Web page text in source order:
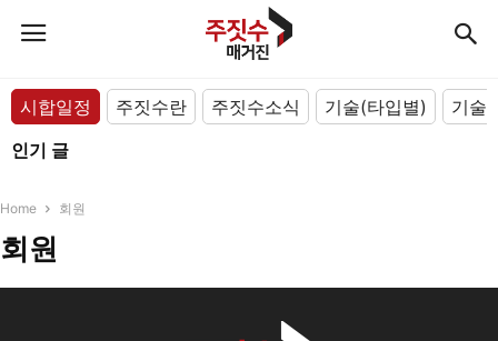
시합일정 주짓수란 주짓수소식 기술(타입별)
기술
인기 글
Home 회원
회원